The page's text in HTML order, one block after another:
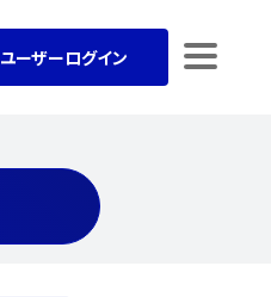
ユーザーログイン